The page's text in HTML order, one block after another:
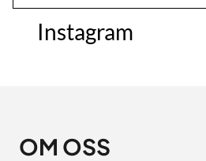
Instagram
OM OSS